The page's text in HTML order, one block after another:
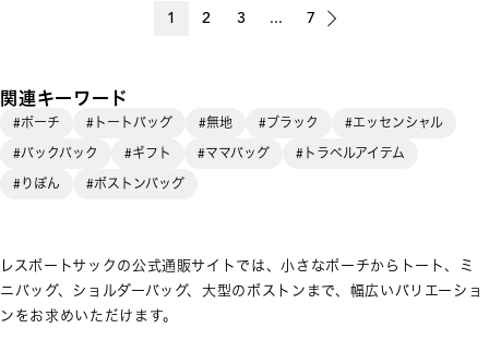
1 2 3 ... 7
関連キーワード
#ポーチ #トートバッグ #無地 #ブラック
#エッセンシャル
#バックパック
#ギフト #ママバッグ
#トラベルアイテム
#りぼん
#ボストンバッグ
レスポートサックの公式通販サイトでは、小さなポーチからトート、ミ
ニバッグ、ショルダーバッグ、大型のボストンまで、幅広いバリエーショ
ンをお求めいただけます。